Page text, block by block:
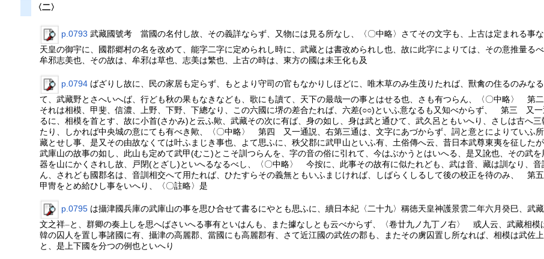
〈二〉
p.0793 武藏國號考 當國の名付し故、その義詳ならず、又物には見る所なし、〈〇中略〉さてその文字も、上古は定まれる事
天皇の御宇に、國郡郷村の名を改めて、能字二字に定められし時に、武藏とは書改められし也、故に此字によりては、その意推量
牟邪志美也、その故は、牟邪は草也、志美は繁也、上古の時は、東方の國は未王化も及
p.0794 ばざりし故に、民の家居も定らず、もとより守司の官もなかりしほどに、唯木草のみ生茂りたれば、獸禽の住るのみな
て、武藏野とさへいへば、行ども秋の果もなきなども、歌にも讀て、天下の最哉一の事とはせる也、さも有つらん、〈〇中略〉 第
それは相模、甲斐、信濃、上野、下野、下總なり、この六國に堺の差合たれば、六差(○○)といふ意なるも又知べからず、 第三 又
るに、相模を首とす、故に小首(さかみ)と云ふ歟、武藏その次に有ば、身の如し、身は武と通ひて、武久呂ともいへり、さしは古へ
たり、しかれば中央城の意にても有べき歟、〈〇中略〉 第四 又一通説、右第三通は、文字にあづからず、詞と意とによりていふ
藏とせし事、是又その由故なくては叶ふまじき事也、よて思ふに、秩父郡に武甲山といふ有、土俗傳へ云、昔日本武尊東夷を征した
武庫山の故事の如し、此山も定めて武甲(むこ)とこそ訓つらんを、字の音の俗に引れて、今はぶかうとはいへる、是又訛也、その武
器を山にかくされし故、戸閉(とざし)といへるなるべし、〈〇中略〉 今按に、此事その故有に似たれども、武は音、藏は訓なり、
ん、されども國郡名は、音訓相交へて用たれば、ひたすらその義無ともいふまじければ、しばらくしるして後の校正を待のみ、
甲冑をとめ給ひし事をいへり、〈〇註略〉是
p.0795 は攝津國兵庫の武庫山の事を思ひ合せて書るにやとも思ふに、續日本紀〈二十九〉稱徳天皇神護景雲二年六月癸巳、武
文之祥一 と、群卿の奏上しを思へばさいへる事有といはんも、また據なしとも云べからず、〈卷廿九ノ九丁ノ右〉 或人云、武藏相
韓の囚人を置し事諸國に有、攝津の高麗郡、當國にも高麗郡有、さて近江國の武佐の郡も、またその虜囚置し所なれば、相模は武佐
と、是上下國を分つの例也といへり